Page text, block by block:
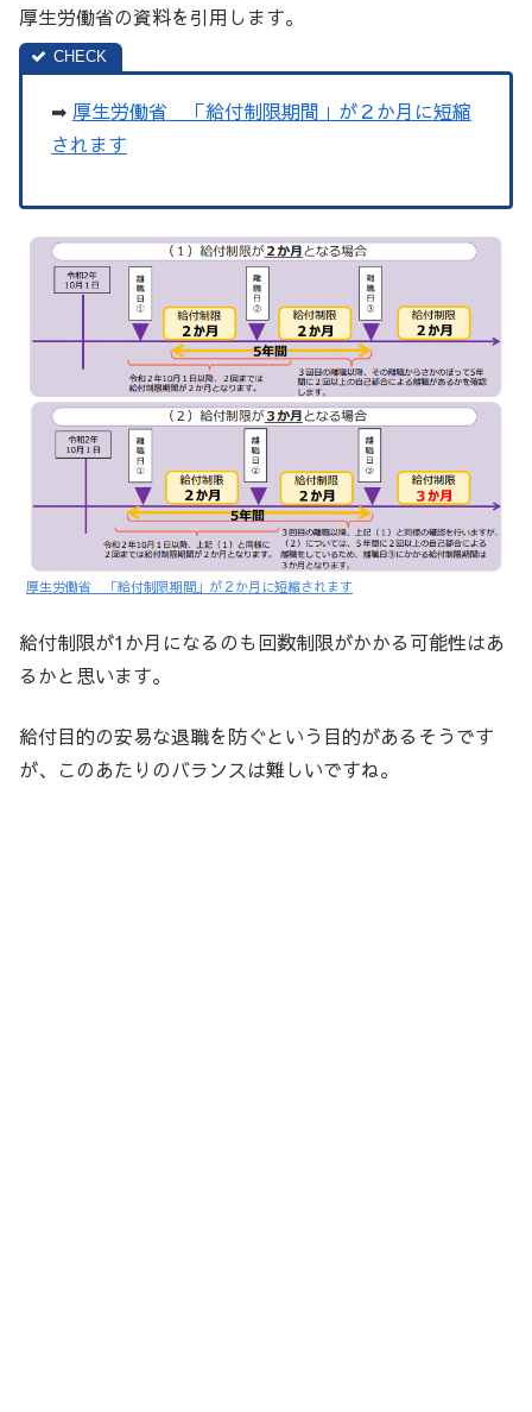
厚生労働省の資料を引用します。
➡ 厚生労働省 「給付制限期間」が２か月に短縮
されます
厚生労働省 「給付制限期間」が２か月に短縮されます
給付制限が1か月になるのも回数制限がかかる可能性はあ
るかと思います。
給付目的の安易な退職を防ぐという目的があるそうです
が、このあたりのバランスは難しいですね。